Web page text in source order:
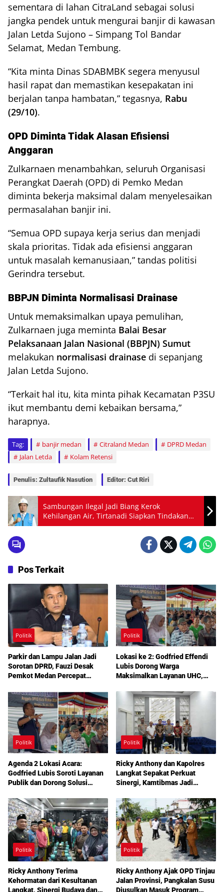
sementara di lahan CitraLand sebagai solusi
jangka pendek untuk mengurai banjir di kawasan
Jalan Letda Sujono – Simpang Tol Bandar
Selamat, Medan Tembung.
“Kita minta Dinas SDABMBK segera menyusul
hasil rapat dan memastikan kesepakatan ini
berjalan tanpa hambatan,” tegasnya, Rabu
(29/10).
OPD Diminta Tidak Alasan Efisiensi
Anggaran
Zulkarnaen menambahkan, seluruh Organisasi
Perangkat Daerah (OPD) di Pemko Medan
diminta bekerja maksimal dalam menyelesaikan
permasalahan banjir ini.
“Semua OPD supaya kerja serius dan menjadi
skala prioritas. Tidak ada efisiensi anggaran
untuk masalah kemanusiaan,” tandas politisi
Gerindra tersebut.
BBPJN Diminta Normalisasi Drainase
Untuk memaksimalkan upaya pemulihan,
Zulkarnaen juga meminta Balai Besar
Pelaksanaan Jalan Nasional (BBPJN) Sumut
melakukan normalisasi drainase di sepanjang
Jalan Letda Sujono.
“Terkait hal itu, kita minta pihak Kecamatan P3SU
ikut membantu demi kebaikan bersama,”
harapnya.
Tag: banjir medan Citraland Medan
DPRD Medan
Jalan Letda
Kolam Retensi
Penulis: Zultaufik Nasution Editor: Cut Riri
Sambungan Ilegal Jadi Biang Kerok
Kehilangan Air, Tirtanadi Siapkan Tindakan
Hukum
Pos Terkait
Politik
Parkir dan Lampu Jalan Jadi
Sorotan DPRD, Fauzi Desak
Pemkot Medan Percepat
Politik
Lokasi ke 2: Godfried Effendi
Lubis Dorong Warga
Maksimalkan Layanan UHC,
Pendidikan Mengemuka dalam
Reses Medan Amplas
Politik
Agenda 2 Lokasi Acara:
Godfried Lubis Soroti Layanan
Publik dan Dorong Solusi
DPRD Medan
Politik
Ricky Anthony dan Kapolres
Langkat Sepakat Perkuat
Sinergi, Kamtibmas Jadi
Politik
Ricky Anthony Terima
Kehormatan dari Kesultanan
Langkat, Sinergi Budaya dan
Politik
Ricky Anthony Ajak OPD Tinjau
Jalan Provinsi, Pangkalan Susu
Diusulkan Masuk Program